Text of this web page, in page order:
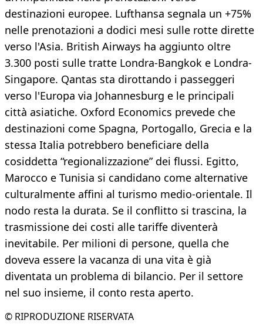
destinazioni europee. Lufthansa segnala un +75%
nelle prenotazioni a dodici mesi sulle rotte dirette
verso l'Asia. British Airways ha aggiunto oltre
3.300 posti sulle tratte Londra-Bangkok e Londra-
Singapore. Qantas sta dirottando i passeggeri
verso l'Europa via Johannesburg e le principali
città asiatiche. Oxford Economics prevede che
destinazioni come Spagna, Portogallo, Grecia e la
stessa Italia potrebbero beneficiare della
cosiddetta “regionalizzazione” dei flussi. Egitto,
Marocco e Tunisia si candidano come alternative
culturalmente affini al turismo medio-orientale. Il
nodo resta la durata. Se il conflitto si trascina, la
trasmissione dei costi alle tariffe diventerà
inevitabile. Per milioni di persone, quella che
doveva essere la vacanza di una vita è già
diventata un problema di bilancio. Per il settore
nel suo insieme, il conto resta aperto.
© RIPRODUZIONE RISERVATA